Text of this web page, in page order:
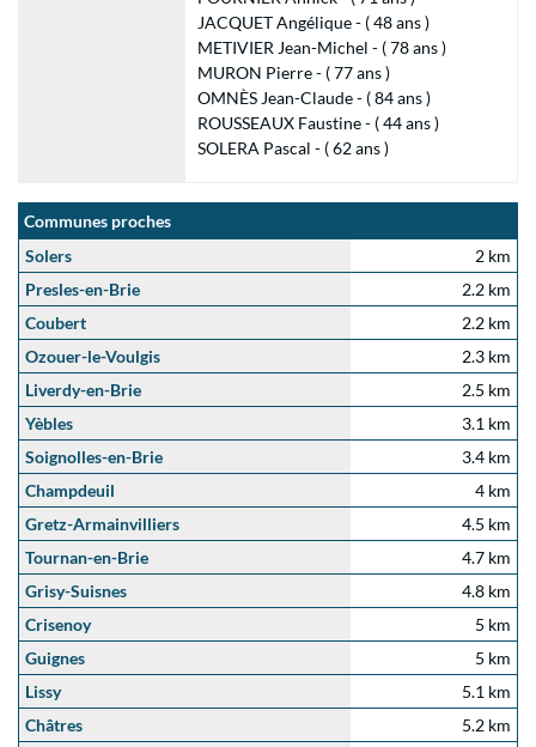
JACQUET Angélique - ( 48 ans )
METIVIER Jean-Michel - ( 78 ans )
MURON Pierre - ( 77 ans )
OMNÈS Jean-Claude - ( 84 ans )
ROUSSEAUX Faustine - ( 44 ans )
SOLERA Pascal - ( 62 ans )
Communes proches
Solers
2 km
Presles-en-Brie
2.2 km
Coubert
2.2 km
Ozouer-le-Voulgis
2.3 km
Liverdy-en-Brie
2.5 km
Yèbles
3.1 km
Soignolles-en-Brie
3.4 km
Champdeuil
4 km
Gretz-Armainvilliers
4.5 km
Tournan-en-Brie
4.7 km
Grisy-Suisnes
4.8 km
Crisenoy
5 km
Guignes
5 km
Lissy
5.1 km
Châtres
5.2 km